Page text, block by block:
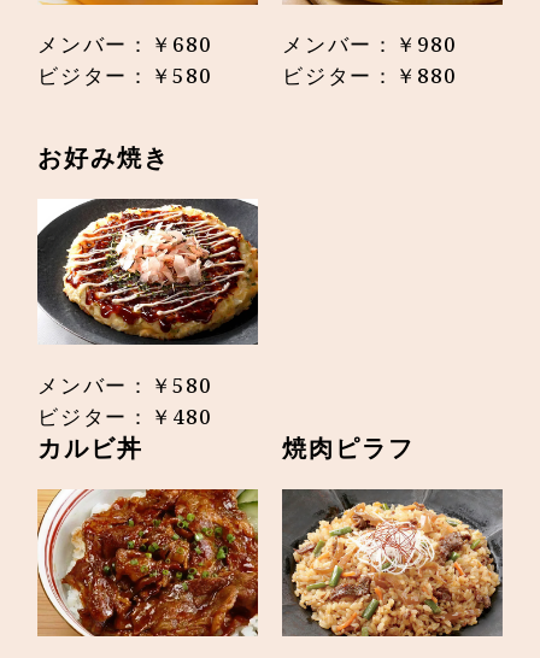
メンバー：￥680
ビジター：￥580
メンバー：￥980
ビジター：￥880
お好み焼き
メンバー：￥580
ビジター：￥480
カルビ丼 焼肉ピラフ